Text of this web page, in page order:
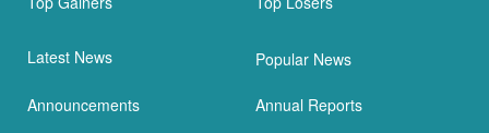
Latest News Popular News
Announcements Annual Reports